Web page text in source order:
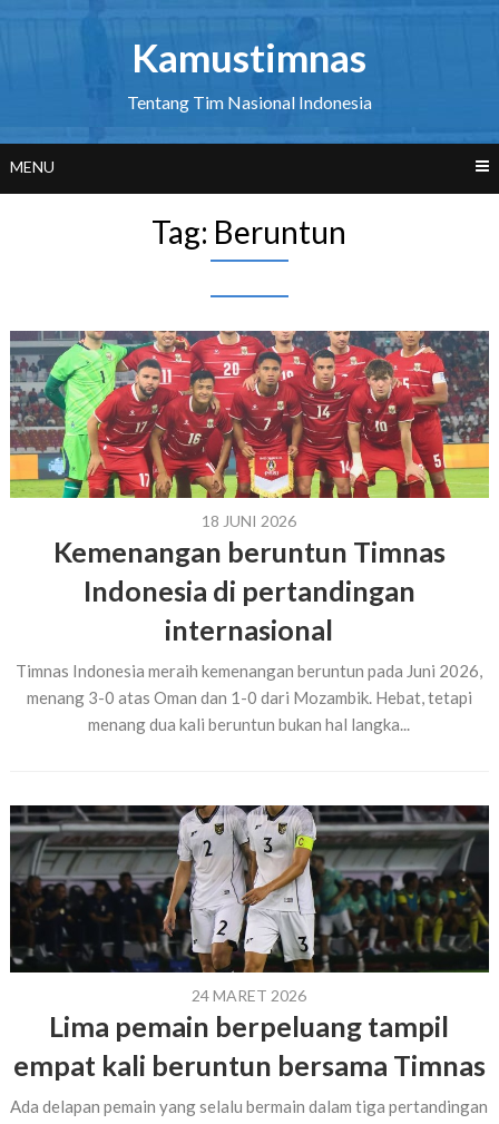
Kamustimnas
Tentang Tim Nasional Indonesia
MENU
Tag: Beruntun
18 JUNI 2026
Kemenangan beruntun Timnas
Indonesia di pertandingan
internasional
Timnas Indonesia meraih kemenangan beruntun pada Juni 2026,
menang 3-0 atas Oman dan 1-0 dari Mozambik. Hebat, tetapi
menang dua kali beruntun bukan hal langka...
24 MARET 2026
Lima pemain berpeluang tampil
empat kali beruntun bersama Timnas
Ada delapan pemain yang selalu bermain dalam tiga pertandingan